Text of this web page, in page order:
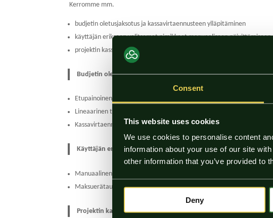
Consent
This website uses cookies
We use cookies to personalise content
information about your use of our site
other information that you’ve provided to
Deny
Kerromme mm.
budjetin oletusjaksotus ja kassavirtaennusteen ylläpitäminen
käyttäjän erikseen valitsemat nimikkeet manuaaliseen päivittämiseen
projektin kassavirtaraportointi ja projektiportfolion
Budjetin oletusjaksotus ja kassavirtaennusteen ylläpitäminen
Etupainoinen, normaali ja takapainoinen S-käyrä
Lineaarinen tasajako
Kassavirtaennusteen ylläpitäminen edellä mainittujen ennusteiden
Käyttäjän erikseen valitsemat nimikkeet manuaaliseen
Manuaalinen päivitys
Maksuerätaulukoiden hyödyntäminen.
Projektin kassavirtaraportointi ja projektiportfolion